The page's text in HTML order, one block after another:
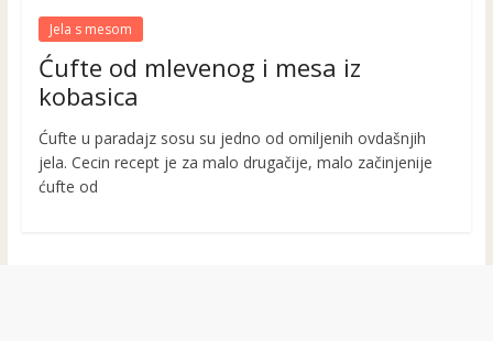
Jela s mesom
Ćufte od mlevenog i mesa iz
kobasica
Ćufte u paradajz sosu su jedno od omiljenih ovdašnjih
jela. Cecin recept je za malo drugačije, malo začinjenije
ćufte od